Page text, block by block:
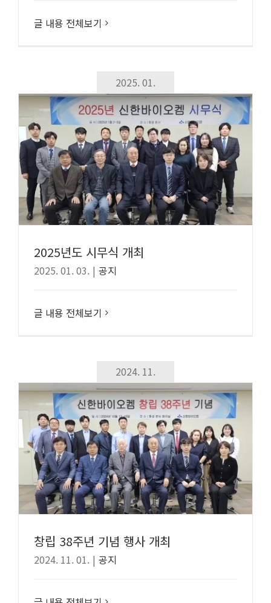
글 내용 전체보기
2025. 01.
2025년도 시무식 개최
2025. 01. 03. | 공지
글 내용 전체보기
2024. 11.
창립 38주년 기념 행사 개최
2024. 11. 01. | 공지